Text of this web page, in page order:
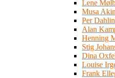
Lene
Musa Akin
Per Dahlin
Alan
Henning
Stig
Dina
Louise
Frank